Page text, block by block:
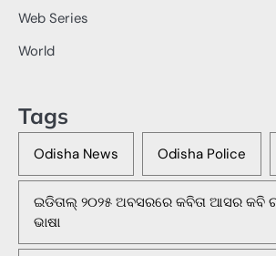
Web Series
World
Tags
Odisha News Odisha Police
ଇଡିତାଲ୍ ୨୦୨୫ ଅବସରରେ କବିତା ଆସର କବି ର
ଭାଷା